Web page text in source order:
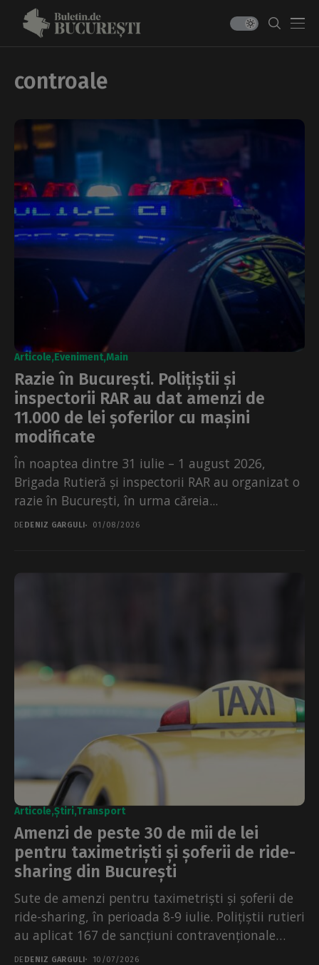
controale
Articole Eveniment Main
Razie în București. Polițiștii și
inspectorii RAR au dat amenzi de
11.000 de lei șoferilor cu mașini
modificate
În noaptea dintre 31 iulie – 1 august 2026,
Brigada Rutieră și inspectorii RAR au organizat o
razie în București, în urma căreia...
DE DENIZ GARGULI 01/08/2026
Articole Știri Transport
Amenzi de peste 30 de mii de lei
pentru taximetriști și șoferii de ride-
sharing din București
Sute de amenzi pentru taximetriști și șoferii de
ride-sharing, în perioada 8-9 iulie. Polițiștii rutieri
au aplicat 167 de sancțiuni contravenționale
acolo unde...
DE DENIZ GARGULI 10/07/2026